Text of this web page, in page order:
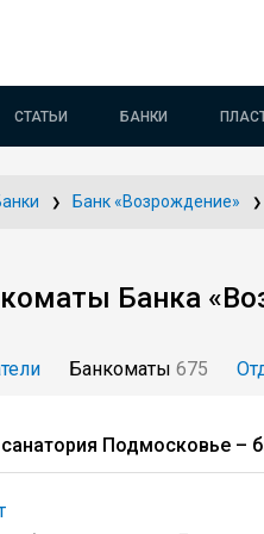
СТАТЬИ БАНКИ
Банк «Возрождение»
Банка
Банкоматы 675
Подмосковье –